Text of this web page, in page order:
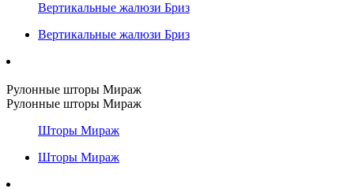
Вертикальные жалюзи Бриз
Вертикальные жалюзи Бриз
Рулонные шторы Мираж
Рулонные шторы Мираж
Шторы Мираж
Шторы Мираж